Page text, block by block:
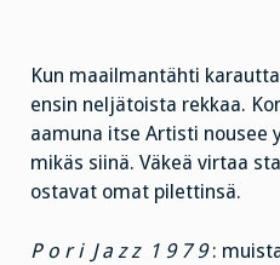
Kun maailmantähti
ensin neljätoista rekkaa.
aamuna itse Artisti nousee
mikäs siinä. Väkeä virtaa
ostavat omat pilettinsä.
P o r i J a z z 1 9 7 9: